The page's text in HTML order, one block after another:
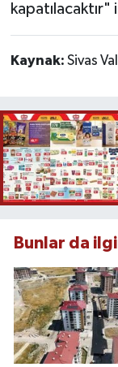
Kaynak: Sivas
Bunlar da